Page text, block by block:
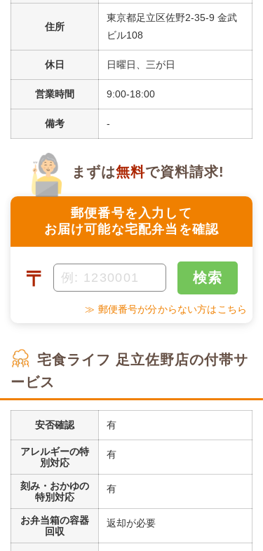
※ その他備考
メニューは日替わりです（メニューは一例です）
住所
東京都足立区佐野2-35-9 金武
ビル108
休日 日曜日、三が日
営業時間 9:00-18:00
備考 -
郵便番号を入力して
お届け可能な宅配弁当を確認
まずは無料で資料請求!
〒 検索
≫ 郵便番号が分からない方はこちら
宅食ライフ 足立佐野店の付帯サ
ービス
安否確認 有
アレルギーの特
別対応
有
刻み・おかゆの
特別対応
有
お弁当箱の容器
回収
返却が必要